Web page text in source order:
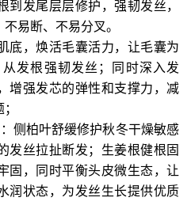
到发尾层层修护，强韧发丝，
易断、不易分叉。
底，焕活毛囊活力，让毛囊为
发根强韧发丝；同时深入发
增强发芯的弹性和支撑力，减
：侧柏叶舒缓修护秋冬干燥敏感
发丝拉扯断发；生姜根健根固
固，同时平衡头皮微生态，让
润状态，为发丝生长提供优质